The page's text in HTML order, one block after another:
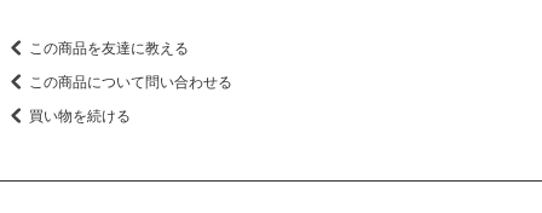
この商品を友達に教える
この商品について問い合わせる
買い物を続ける